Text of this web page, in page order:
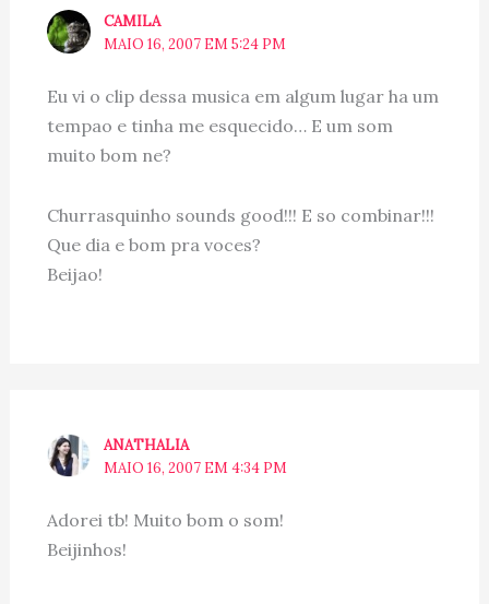
CAMILA
MAIO 16, 2007 EM 5:24 PM
Eu vi o clip dessa musica em algum lugar ha um
tempao e tinha me esquecido… E um som
muito bom ne?
Churrasquinho sounds good!!! E so combinar!!!
Que dia e bom pra voces?
Beijao!
ANATHALIA
MAIO 16, 2007 EM 4:34 PM
Adorei tb! Muito bom o som!
Beijinhos!